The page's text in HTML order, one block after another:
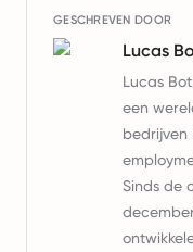
GESCHREVEN DOOR
Lucas
Lucas
een
bedrijven
Sinds de